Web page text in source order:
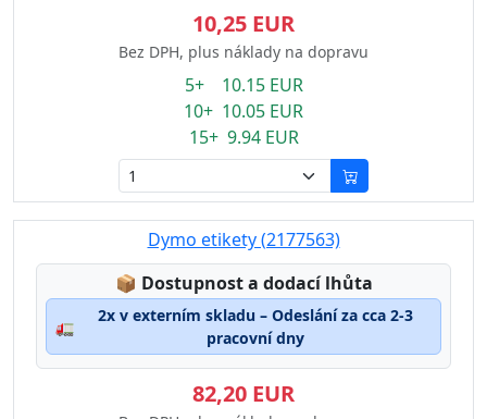
10,25 EUR
Bez DPH, plus náklady na dopravu
5+ 10.15 EUR
10+ 10.05 EUR
15+ 9.94 EUR
Dymo etikety (2177563)
📦 Lagerstatus:
Dostupnost a dodací lhůta
🚛
2x v externím skladu – Odeslání za cca 2-3
pracovní dny
82,20 EUR